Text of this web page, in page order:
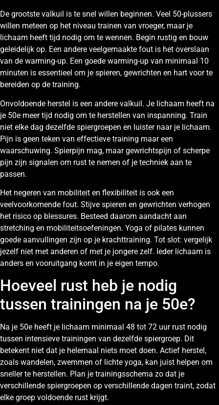
De grootste valkuil is te snel willen beginnen. Veel 50-plussers
willen meteen op het niveau trainen van vroeger, maar je
lichaam heeft tijd nodig om te wennen. Begin rustig en bouw
geleidelijk op. Een andere veelgemaakte fout is het overslaan
van de warming-up. Een goede warming-up van minimaal 10
minuten is essentieel om je spieren, gewrichten en hart voor te
bereiden op de training.
Onvoldoende herstel is een andere valkuil. Je lichaam heeft na
je 50e meer tijd nodig om te herstellen van inspanning. Train
niet elke dag dezelfde spiergroepen en luister naar je lichaam.
Pijn is geen teken van effectieve training maar een
waarschuwing. Spierpijn mag, maar gewrichtspijn of scherpe
pijn zijn signalen om rust te nemen of je techniek aan te
passen.
Het negeren van mobiliteit en flexibiliteit is ook een
veelvoorkomende fout. Stijve spieren en gewrichten verhogen
het risico op blessures. Besteed daarom aandacht aan
stretching en mobiliteitsoefeningen. Yoga of pilates kunnen
goede aanvullingen zijn op je krachttraining. Tot slot: vergelijk
jezelf niet met anderen of met je jongere zelf. Ieder lichaam is
anders en vooruitgang komt in je eigen tempo.
Hoeveel rust heb je nodig
tussen trainingen na je 50e?
Na je 50e heeft je lichaam minimaal 48 tot 72 uur rust nodig
tussen intensieve trainingen van dezelfde spiergroep. Dit
betekent niet dat je helemaal niets moet doen. Actief herstel,
zoals wandelen, zwemmen of lichte yoga, kan juist helpen om
sneller te herstellen. Plan je trainingsschema zo dat je
verschillende spiergroepen op verschillende dagen traint, zodat
elke groep voldoende rust krijgt.